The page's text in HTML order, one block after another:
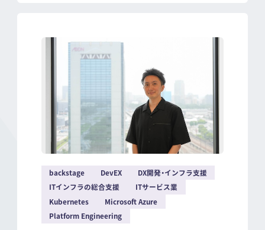
backstage DevEX
DX開発・インフラ支援
ITインフラの総合支援
ITサービス業
Kubernetes
Microsoft Azure
Platform Engineering